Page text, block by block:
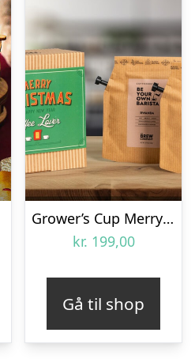
Grower’s Cup Merry Christmas Gaveæske med Kaffe
kr. 199,00
Gå til shop